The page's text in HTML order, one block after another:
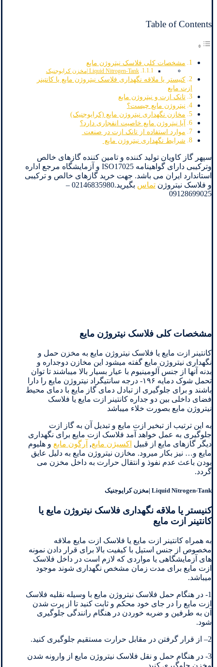
Table of Contents
مشخصات کلی فلاسک نیتروژن مایع
Liquid Nitrogen-Tank |مخزن کرایوجنیک
کنیستر یا ملاقه نگهداری فلاسک نیتروژن مایع یا کانتینر
ازت مایع
تانک ازت و نیتروژن مایع
نیتروژن مایع چیست؟
مخازن نگهداری نیتروژن مایع (کرایوجنیک)
آیا نیتروژن مایع خاصیت انفجاری دارد؟
موارد استفاده از تانک ازت در صنعت
شرایط نگهداری نیتروژن مایع
سپهر گاز کاویان تولید کننده و تامین کننده گازهای خالص
وترکیبی دارای گواهینامه ISO17025 و آزمایشگاه مرجع اداره
استاندارد ایران می باشد. جهت خرید گازهای خالص و ترکیبی
و فلاسک نیتروژن تماس
بگیرید.02146835980 –
09128699025
مشخصات کلی فلاسک نیتروژن مایع
کانتینر ازت مایع یا فلاسک نیتروژن مایع به مخزن حمل و
نگهداری نیتروژن مایع گفته میشود این مخازن دوجداره و
بدنه آنها از جنس آلومینیوم با عیار بسیار بالا میباشند تا توان
تحمل شوک دمایه ۱۹۶- درجه سانتیگراد نیتروژن مایع را دارا
باشند و برای جلوگیری از تبادل دمای گاز مایع با دمای محیط
فضای داخلی بین دو جداره کانتینر ازت مایع یا فلاسک
نیتروژن مایع بصورت خلاء میباشد
به این ترتیب از تبخیر ازت مایع و تبدیل آن به گاز ازت
جلوگیری به عمل خواهد آمد فلاسک ازت مایع برای نگهداری
دیگر گازهای مایع از قبیل اکسیژن مایع, آرگون مایع و هلیوم
مایع و… نیز بکار میرود. مخازن نیتروژن مایع به دلیل عایق
بودن باعث عدم نفوذ و انتقال حرارت به داخل مخزن می
گردد.
Liquid Nitrogen-Tank |مخزن کرایوجنیک
کنیستر یا ملاقه نگهداری فلاسک نیتروژن مایع یا
کانتینر ازت مایع
به همراه کانتینر ازت مایع یا فلاسک ازت مایع ملاقه
مخصوص از جنس استیل با کیفیت بالا برای قرار دادن نمونه
های آزمایشگاهی یا مواردی که لازم است در داخل فلاسک
ازت مایع برای مدت زمان مشخص نگهداری شوند موجود
میباشد.
1- در هنگام حمل فلاسک نیتروژن مایع با وسیله نقلیه فلاسک
ازت مایع را در جای خود محکم و ثابت کنید تا از پرت شدن
آن به طرفین و ضربه خوردن در هنگام رانندگی جلوگیری
شود.
2– از قرار گرفتن در مقابل حرارت مستقیم جلوگیری کنید.
3- در هنگام حمل و نقل فلاسک نیتروژن مایع از وارونه شدن
مخزن جلوگیری کنید.